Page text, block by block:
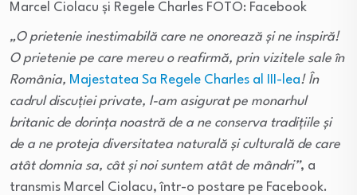
Marcel Ciolacu și Regele Charles FOTO: Facebook
„O prietenie inestimabilă care ne onorează și ne inspiră!
O prietenie pe care mereu o reafirmă, prin vizitele sale în
România, Majestatea Sa Regele Charles al III-lea! În
cadrul discuției private, l-am asigurat pe monarhul
britanic de dorința noastră de a ne conserva tradițiile și
de a ne proteja diversitatea naturală şi culturală de care
atât domnia sa, cât și noi suntem atât de mândri”, a
transmis Marcel Ciolacu, într-o postare pe Facebook.